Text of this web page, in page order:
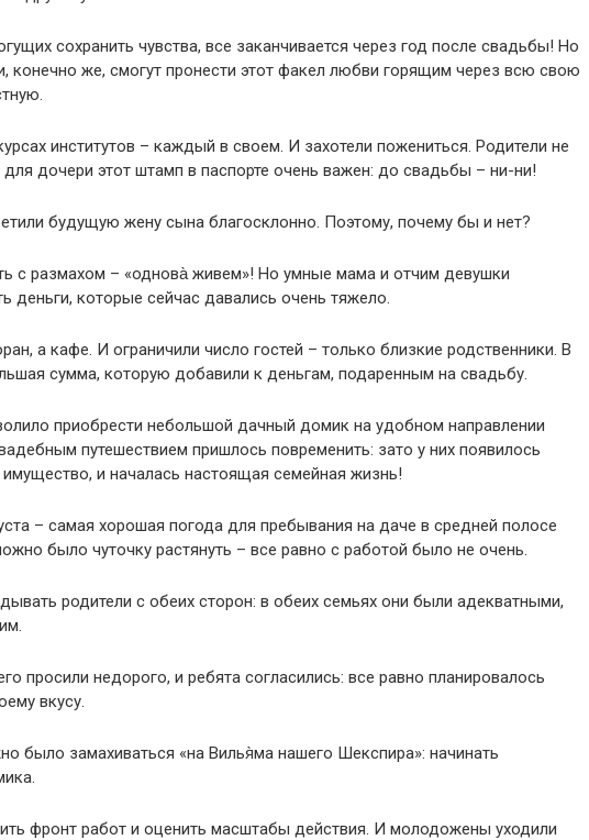
сохранить чувства, все заканчивается через год после свадьбы! Но
конечно же, смогут пронести этот факел любви горящим через всю свою
институтов – каждый в своем. И захотели пожениться. Родители не
для дочери этот штамп в паспорте очень важен: до свадьбы – ни-ни!
будущую жену сына благосклонно. Поэтому, почему бы и нет?
с размахом – «однова̀ живем»! Но умные мама и отчим девушки
деньги, которые сейчас давались очень тяжело.
а кафе. И ограничили число гостей – только близкие родственники. В
сумма, которую добавили к деньгам, подаренным на свадьбу.
приобрести небольшой дачный домик на удобном направлении
путешествием пришлось повременить: зато у них появилось
и началась настоящая семейная жизнь!
– самая хорошая погода для пребывания на даче в средней полосе
было чуточку растянуть – все равно с работой было не очень.
родители с обеих сторон: в обеих семьях они были адекватными,
просили недорого, и ребята согласились: все равно планировалось
вкусу.
было замахиваться «на Вилья̀ма нашего Шекспира»: начинать
фронт работ и оценить масштабы действия. И молодожены уходили